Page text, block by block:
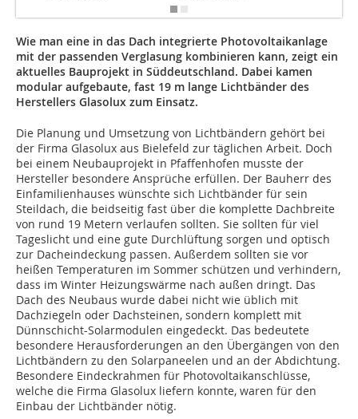
Wie man eine in das Dach integrierte Photovoltaikanlage
mit der passenden Verglasung kombinieren kann, zeigt ein
aktuelles Bauprojekt in Süddeutschland. Dabei kamen
modular aufgebaute, fast 19 m lange Lichtbänder des
Herstellers Glasolux zum Einsatz.
Die Planung und Umsetzung von Lichtbändern gehört bei
der Firma Glasolux aus Bielefeld zur täglichen Arbeit. Doch
bei einem Neubauprojekt in Pfaffenhofen musste der
Hersteller besondere Ansprüche erfüllen. Der Bauherr des
Einfamilienhauses wünschte sich Lichtbänder für sein
Steildach, die beidseitig fast über die komplette Dachbreite
von rund 19 Metern verlaufen sollten. Sie sollten für viel
Tageslicht und eine gute Durchlüftung sorgen und optisch
zur Dacheindeckung passen. Außerdem sollten sie vor
heißen Temperaturen im Sommer schützen und verhindern,
dass im Winter Heizungswärme nach außen dringt. Das
Dach des Neubaus wurde dabei nicht wie üblich mit
Dachziegeln oder Dachsteinen, sondern komplett mit
Dünnschicht-Solarmodulen eingedeckt. Das bedeutete
besondere Herausforderungen an den Übergängen von den
Lichtbändern zu den Solarpaneelen und an der Abdichtung.
Besondere Eindeckrahmen für Photovoltaikanschlüsse,
welche die Firma Glasolux liefern konnte, waren für den
Einbau der Lichtbänder nötig.